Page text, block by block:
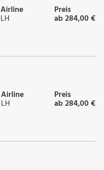
Airline
LH
Preis
ab 284,00 €
Airline
LH
Preis
ab 284,00 €